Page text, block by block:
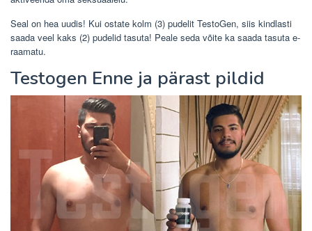
Seal on hea uudis! Kui ostate kolm (3) pudelit TestoGen, siis kindlasti
saada veel kaks (2) pudelid tasuta! Peale seda võite ka saada tasuta e-
raamatu.
Testogen Enne ja pärast pildid